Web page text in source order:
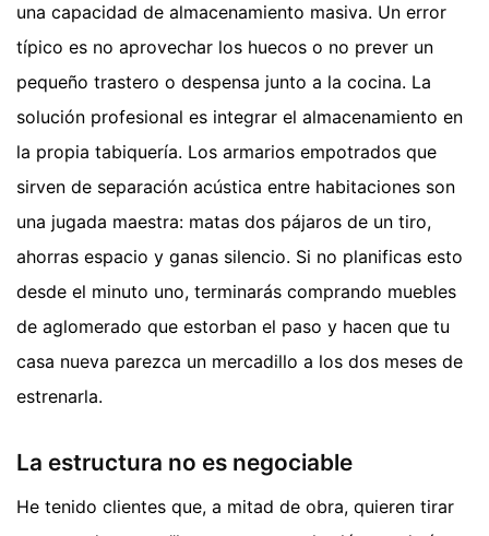
una capacidad de almacenamiento masiva. Un error
típico es no aprovechar los huecos o no prever un
pequeño trastero o despensa junto a la cocina. La
solución profesional es integrar el almacenamiento en
la propia tabiquería. Los armarios empotrados que
sirven de separación acústica entre habitaciones son
una jugada maestra: matas dos pájaros de un tiro,
ahorras espacio y ganas silencio. Si no planificas esto
desde el minuto uno, terminarás comprando muebles
de aglomerado que estorban el paso y hacen que tu
casa nueva parezca un mercadillo a los dos meses de
estrenarla.
La estructura no es negociable
He tenido clientes que, a mitad de obra, quieren tirar